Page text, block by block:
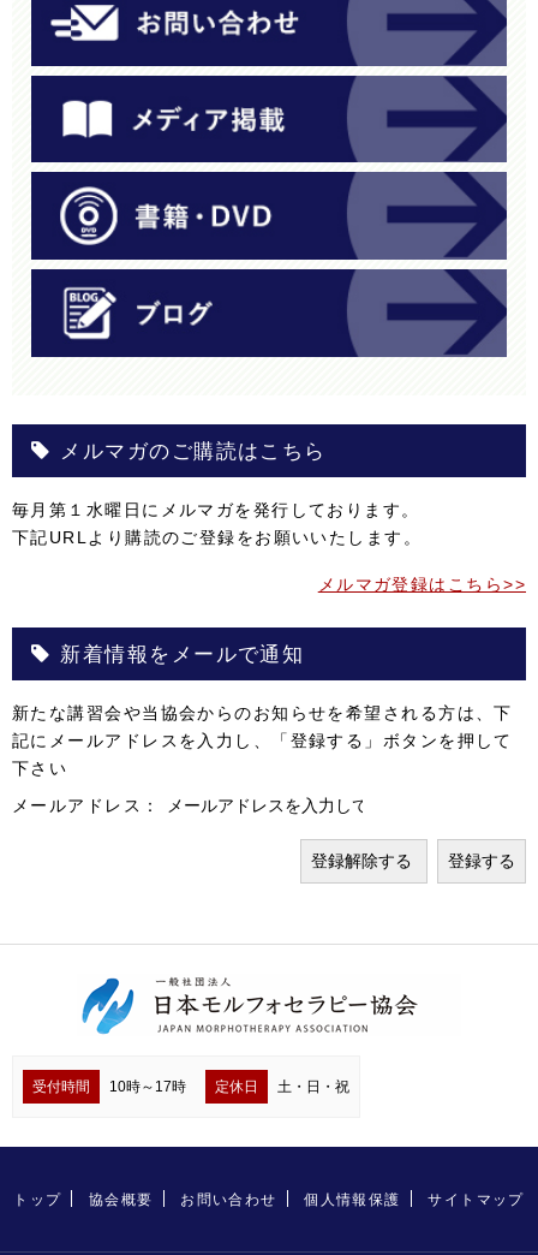
メルマガのご購読はこちら
毎月第１水曜日にメルマガを発行しております。
下記URLより購読のご登録をお願いいたします。
メルマガ登録はこちら>>
新着情報をメールで通知
新たな講習会や当協会からのお知らせを希望される方は、下
記にメールアドレスを入力し、「登録する」ボタンを押して
下さい
メールアドレス：
受付時間 10時～17時 定休日 土・日・祝
トップ 協会概要 お問い合わせ 個人情報保護 サイトマップ